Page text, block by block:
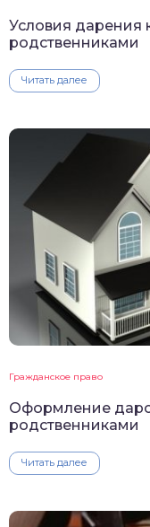
Условия дарения
родственниками
Читать далее
Гражданское право
Оформление
родственниками
Читать далее